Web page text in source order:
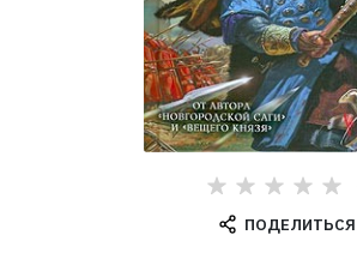
ПОДЕЛИТЬСЯ